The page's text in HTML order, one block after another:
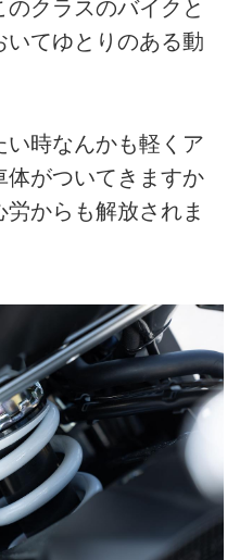
クラスのバイクと
いてゆとりのある動
い時なんかも軽くア
体がついてきますか
からも解放されま